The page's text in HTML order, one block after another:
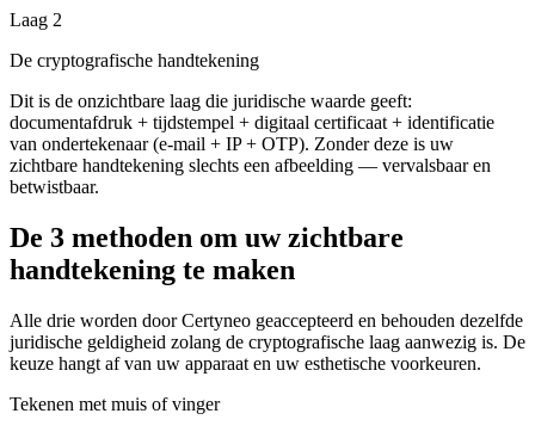
Laag 2
De cryptografische handtekening
Dit is de onzichtbare laag die juridische waarde geeft:
documentafdruk + tijdstempel + digitaal certificaat + identificatie
van ondertekenaar (e-mail + IP + OTP). Zonder deze is uw
zichtbare handtekening slechts een afbeelding — vervalsbaar en
betwistbaar.
De 3 methoden om uw zichtbare
handtekening te maken
Alle drie worden door Certyneo geaccepteerd en behouden dezelfde
juridische geldigheid zolang de cryptografische laag aanwezig is. De
keuze hangt af van uw apparaat en uw esthetische voorkeuren.
Tekenen met muis of vinger